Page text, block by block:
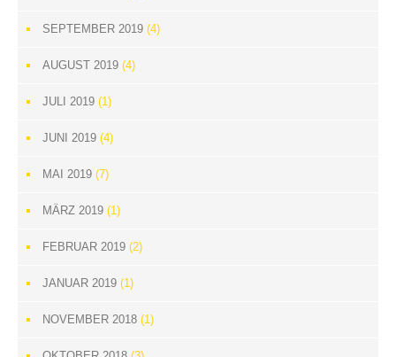
SEPTEMBER 2019 (4)
AUGUST 2019 (4)
JULI 2019 (1)
JUNI 2019 (4)
MAI 2019 (7)
MÄRZ 2019 (1)
FEBRUAR 2019 (2)
JANUAR 2019 (1)
NOVEMBER 2018 (1)